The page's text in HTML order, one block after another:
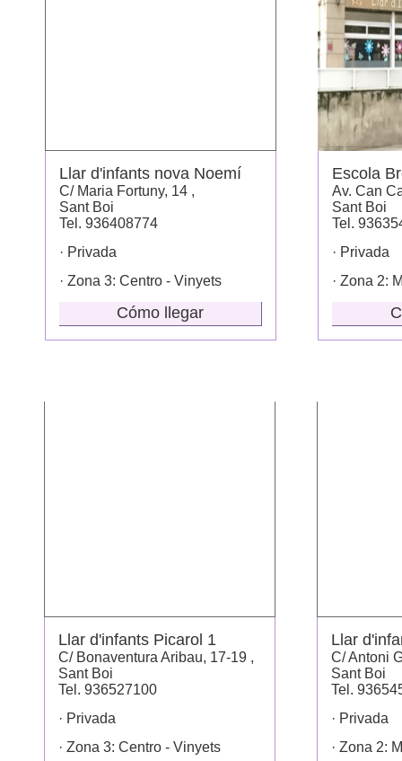
Llar d'infants nova Noemí
C/ Maria Fortuny, 14 ,
Sant Boi
Tel. 936408774
· Privada
· Zona 3: Centro - Vinyets
Cómo llegar
Escola
Av. Can
Sant Boi
Tel.
· Privada
· Zona 2:
Llar d'infants Picarol 1
C/ Bonaventura Aribau, 17-19 ,
Sant Boi
Tel. 936527100
· Privada
· Zona 3: Centro - Vinyets
Llar
C/ Antoni
Sant Boi
Tel.
· Privada
· Zona 2: